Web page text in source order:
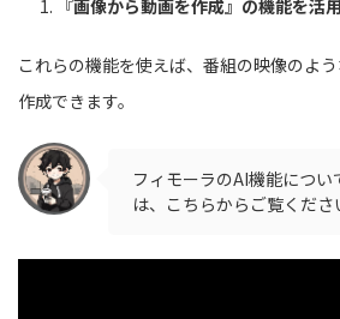
『画像から動画を作成』の機能を活用
これらの機能を使えば、番組の映像のよ
作成できます。
フィモーラのAI機能につ
は、こちらからご覧くださ